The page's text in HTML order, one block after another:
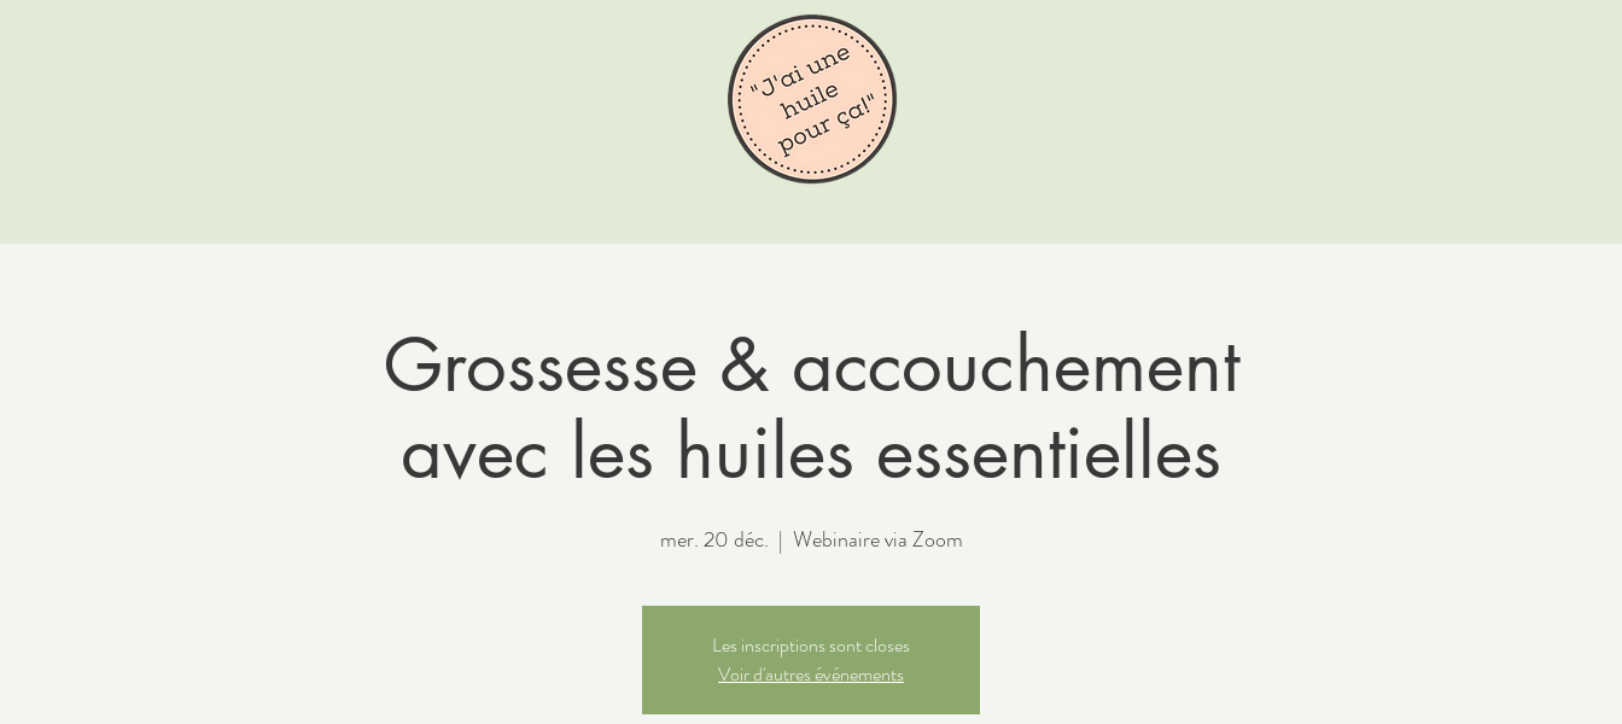
Grossesse & accouchement
avec les huiles essentielles
mer. 20 déc.
  |
Webinaire via Zoom
Les inscriptions sont closes
Voir d'autres événements